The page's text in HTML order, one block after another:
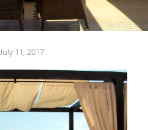
11, 2017